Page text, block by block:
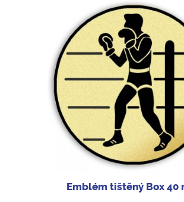
Emblém tištěný Box 40